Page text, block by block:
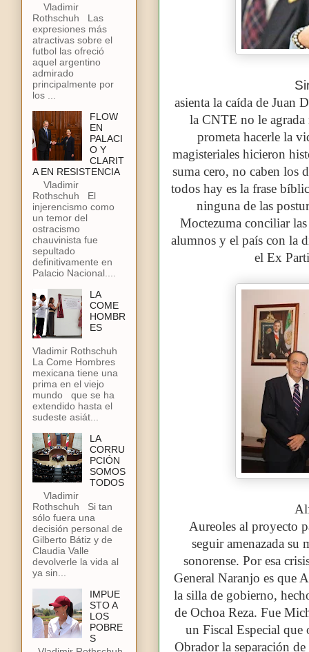
asienta la caída de Juan
la CNTE no le agrada
prometa hacerle la
magisteriales hicieron
suma cero, no caben los
todos hay es la frase
ninguna de las
Moctezuma conciliar
alumnos y el país con la
el Ex
Aureoles al proyecto
seguir amenazada su
sonorense. Por esa
General Naranjo es que
la silla de gobierno,
de Ochoa Reza. Fue
un Fiscal Especial
Obrador la separación
Vladimir
Rothschuh Las
expresiones más
atractivas sobre el
futbol las ofreció
aquel argentino
admirado
principalmente por
los ...
FLOW
EN
PALACI
O Y
CLARIT
A EN RESISTENCIA
Vladimir
Rothschuh El
injerencismo como
un temor del
ostracismo
chauvinista fue
sepultado
definitivamente en
Palacio Nacional....
LA
COME
HOMBR
ES
Vladimir Rothschuh
La Come Hombres
mexicana tiene una
prima en el viejo
mundo que se ha
extendido hasta el
sudeste asiát...
LA
CORRU
PCIÓN
SOMOS
TODOS
Vladimir
Rothschuh Si tan
sólo fuera una
decisión personal de
Gilberto Bátiz y de
Claudia Valle
devolverle la vida al
ya sin...
IMPUE
STO A
LOS
POBRE
S